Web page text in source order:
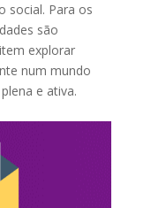
social. Para os
são
explorar
num mundo
e ativa.